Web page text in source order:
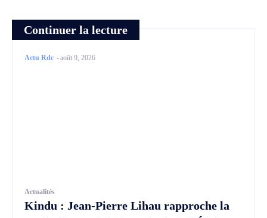
Continuer la lecture
Actu Rdc -août 9, 2026
Actualités
Kindu : Jean-Pierre Lihau rapproche la